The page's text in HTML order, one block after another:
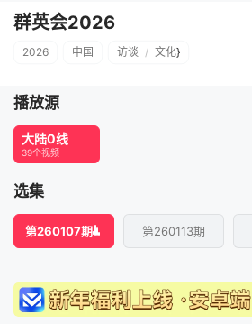
群英会2026
2026 中国 访谈 / 文化}
播放源
大陆0线
39个视频
选集
第260107期 第260113期